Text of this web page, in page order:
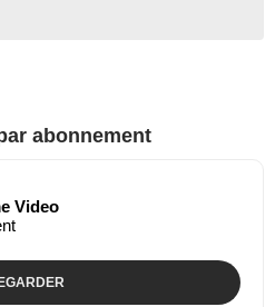
abonnement
Video